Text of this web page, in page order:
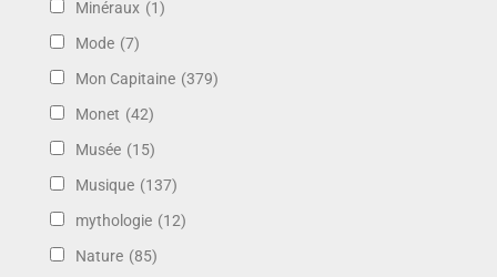
Minéraux (1)
Mode (7)
Mon Capitaine (379)
Monet (42)
Musée (15)
Musique (137)
mythologie (12)
Nature (85)